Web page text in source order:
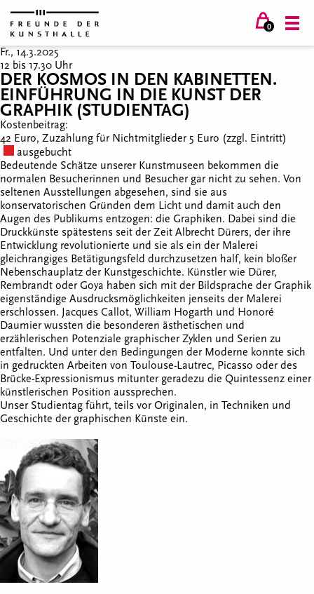
0
Fr., 14.3.2025
12 bis 17.30 Uhr
DER KOSMOS IN DEN KABINETTEN.
EINFÜHRUNG IN DIE KUNST DER
GRAPHIK (STUDIENTAG)
Kostenbeitrag:
42 Euro, Zuzahlung für Nichtmitglieder 5 Euro (zzgl. Eintritt)
ausgebucht
Bedeutende Schätze unserer Kunstmuseen bekommen die
normalen Besucherinnen und Besucher gar nicht zu sehen. Von
seltenen Ausstellungen abgesehen, sind sie aus
konservatorischen Gründen dem Licht und damit auch den
Augen des Publikums entzogen: die Graphiken. Dabei sind die
Druckkünste spätestens seit der Zeit Albrecht Dürers, der ihre
Entwicklung revolutionierte und sie als ein der Malerei
gleichrangiges Betätigungsfeld durchzusetzen half, kein bloßer
Nebenschauplatz der Kunstgeschichte. Künstler wie Dürer,
Rembrandt oder Goya haben sich mit der Bildsprache der Graphik
eigenständige Ausdrucksmöglichkeiten jenseits der Malerei
erschlossen. Jacques Callot, William Hogarth und Honoré
Daumier wussten die besonderen ästhetischen und
erzählerischen Potenziale graphischer Zyklen und Serien zu
entfalten. Und unter den Bedingungen der Moderne konnte sich
in gedruckten Arbeiten von Toulouse-Lautrec, Picasso oder des
Brücke-Expressionismus mitunter geradezu die Quintessenz einer
künstlerischen Position aussprechen.
Unser Studientag führt, teils vor Originalen, in Techniken und
Geschichte der graphischen Künste ein.